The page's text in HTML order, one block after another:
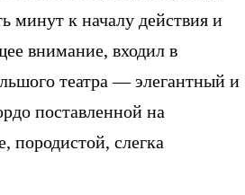
минут к началу действия и
внимание, входил в
театра — элегантный и
поставленной на
породистой, слегка